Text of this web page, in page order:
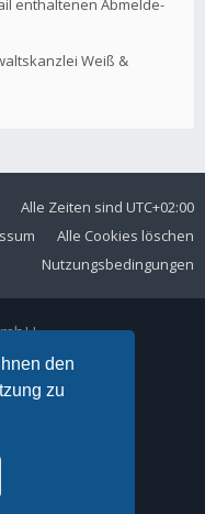
den
zu
enthaltenen Abmelde-
Weiß &
Alle Zeiten sind UTC+02:00
Alle Cookies löschen
Nutzungsbedingungen
61